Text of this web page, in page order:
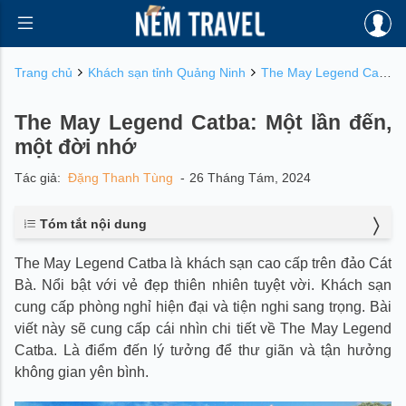
Trang chủ Khách sạn tỉnh Quảng Ninh The May Legend Catba: Một lần đến, một đời nhớ
The May Legend Catba: Một lần đến,
một đời nhớ
Tác giả: Đặng Thanh Tùng - 26 Tháng Tám, 2024
Tóm tắt nội dung
2. Hệ thống phòng nghỉ đa dạng tại The May Legend
Catba
2.1. Phòng Superior Ocean View
2.2. Phòng Superior Twin Suite Mountain View
2.3. Phòng Superior Queen Suite Mountain View & Ocean View
2.4. Phòng Deluxe Suite
2.5. Phòng Deluxe Suite Ocean & Garden View
2.6. Phòng tổng thống
The May Legend Catba là khách sạn cao cấp trên đảo Cát
Bà. Nổi bật với vẻ đẹp thiên nhiên tuyệt vời. Khách sạn
cung cấp phòng nghỉ hiện đại và tiện nghi sang trọng. Bài
viết này sẽ cung cấp cái nhìn chi tiết về The May Legend
Catba. Là điểm đến lý tưởng để thư giãn và tận hưởng
không gian yên bình.